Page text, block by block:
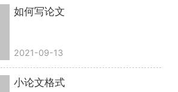
如何写论文
2021-09-13
小论文格式